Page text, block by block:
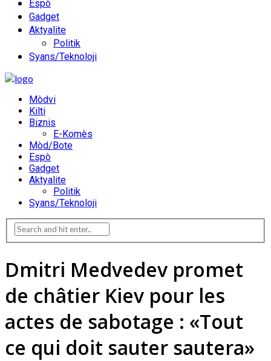
Espò
Gadget
Aktyalite
Politik
Syans/Teknoloji
Mòdvi
Kilti
Biznis
E-Komès
Mòd/Bote
Espò
Gadget
Aktyalite
Politik
Syans/Teknoloji
Dmitri Medvedev promet
de châtier Kiev pour les
actes de sabotage : «Tout
ce qui doit sauter sautera»